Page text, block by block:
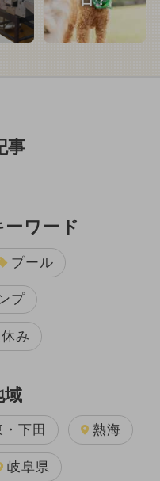
事
ワード
プール
プ
み
域
下田 熱海
岐阜県